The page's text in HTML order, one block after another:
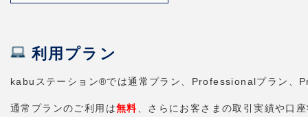
利用プラン
kabuステーション®では通常プラン、Professionalプラン、
通常プランのご利用は無料 、さらにお客さまの取引実績や